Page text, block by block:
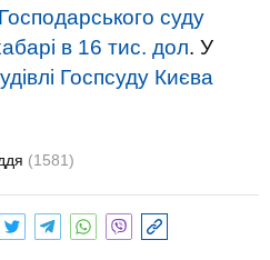
суду
в 16 тис. дол. У
Госпсуду Києва
(1581)